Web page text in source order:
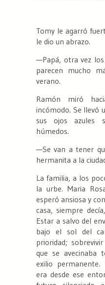
Tomy le agarró
le dio un abrazo.
—Papá, otra vez
parecen mucho
verano.
Ramón miró
incómodo. Se llevó
sus ojos azules
húmedos.
—Se van a tener
hermanita a la
La familia, a los
la urbe. Maria
esperó ansiosa y
casa, siempre
Estar a salvo del
bajo el sol del
prioridad;
que se avecinaba
exilio permanente.
era desde ese